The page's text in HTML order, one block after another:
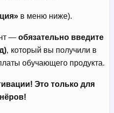
в меню ниже).
— обязательно введите
, который вы получили в
обучающего продукта.
Это только для